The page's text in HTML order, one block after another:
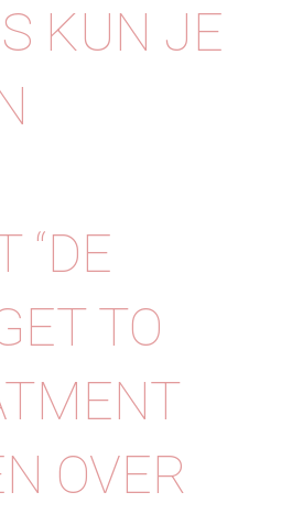
KUN JE
“DE
TO
OVER